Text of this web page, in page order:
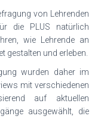
von Lehrenden
die PLUS natürlich
wie Lehrende an
gestalten und erleben.
wurden daher im
mit verschiedenen
auf aktuellen
ausgewählt, die